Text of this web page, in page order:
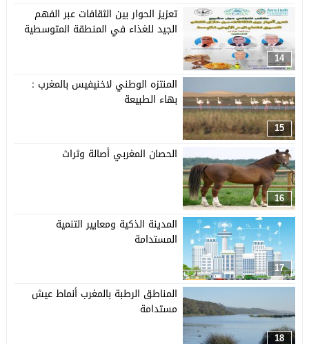
14
تعزيز الحوار بين الثقافات عبر الفهم
الجيد للغذاء في المنطقة المتوسطية
15
المنتزه الوطني لاخنيفيس بالمغرب :
بهاء الطبيعة
16
الحصان المغربي أصالة وثراث
17
المدينة الذكية ومعايير التنمية
المستدامة
18
المناطق الرطبة بالمغرب أنماط عيش
مستدامة